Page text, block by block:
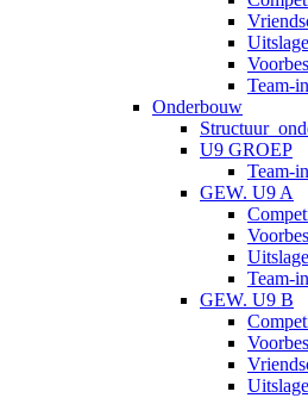
Team-
Onderbouw
U9 GROEP
Team-
GEW. U9 A
Team-
GEW. U9 B